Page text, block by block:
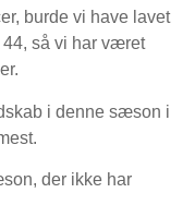
burde vi have lavet
så vi har været
i denne sæson i
der ikke har